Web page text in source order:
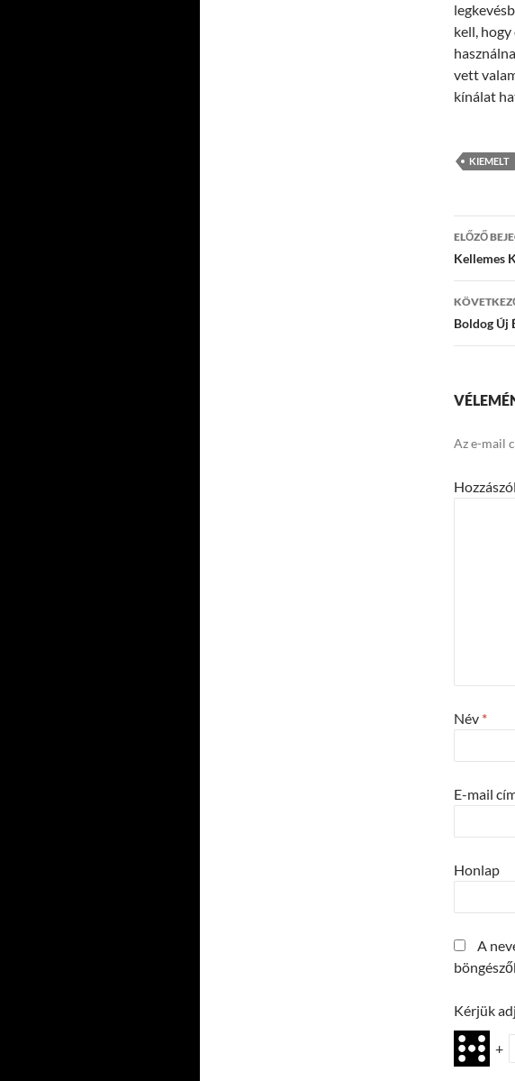
kell,
vett
kínálat
KIEMELT
ELŐZŐ
Kellemes
Boldog Új
Az e-mail
Név *
E-mail
Honlap
A
Kérjük
+